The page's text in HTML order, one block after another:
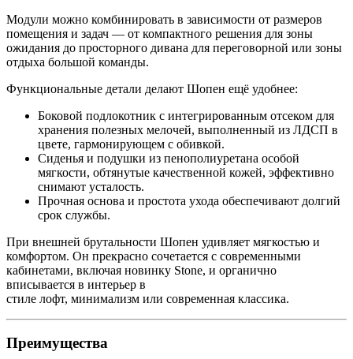
Модули можно комбинировать в зависимости от размеров
помещения и задач — от компактного решения для зоны
ожидания до просторного дивана для переговорной или зоны
отдыха большой команды.
Функциональные детали делают Шопен ещё удобнее:
Боковой подлокотник с интегрированным отсеком для
хранения полезных мелочей, выполненный из ЛДСП в
цвете, гармонирующем с обивкой.
Сиденья и подушки из пенополиуретана особой
мягкости, обтянутые качественной кожей, эффективно
снимают усталость.
Прочная основа и простота ухода обеспечивают долгий
срок службы.
При внешней брутальности Шопен удивляет мягкостью и
комфортом. Он прекрасно сочетается с современными
кабинетами, включая новинку Stone, и органично
вписывается в интерьер в
стиле лофт, минимализм или современная классика.
Преимущества